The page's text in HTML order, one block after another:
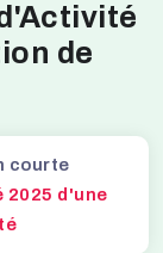
de
courte
2025 d'une